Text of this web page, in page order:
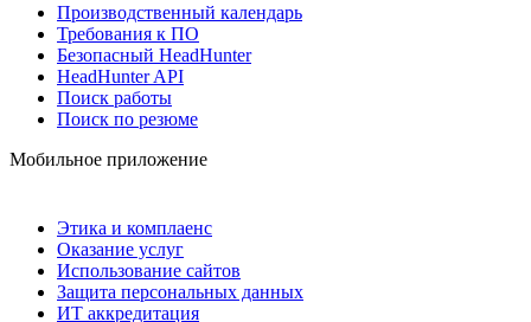
Производственный календарь
Требования к ПО
Безопасный HeadHunter
HeadHunter API
Поиск работы
Поиск по резюме
Мобильное приложение
Этика и комплаенс
Оказание услуг
Использование сайтов
Защита персональных данных
ИТ аккредитация